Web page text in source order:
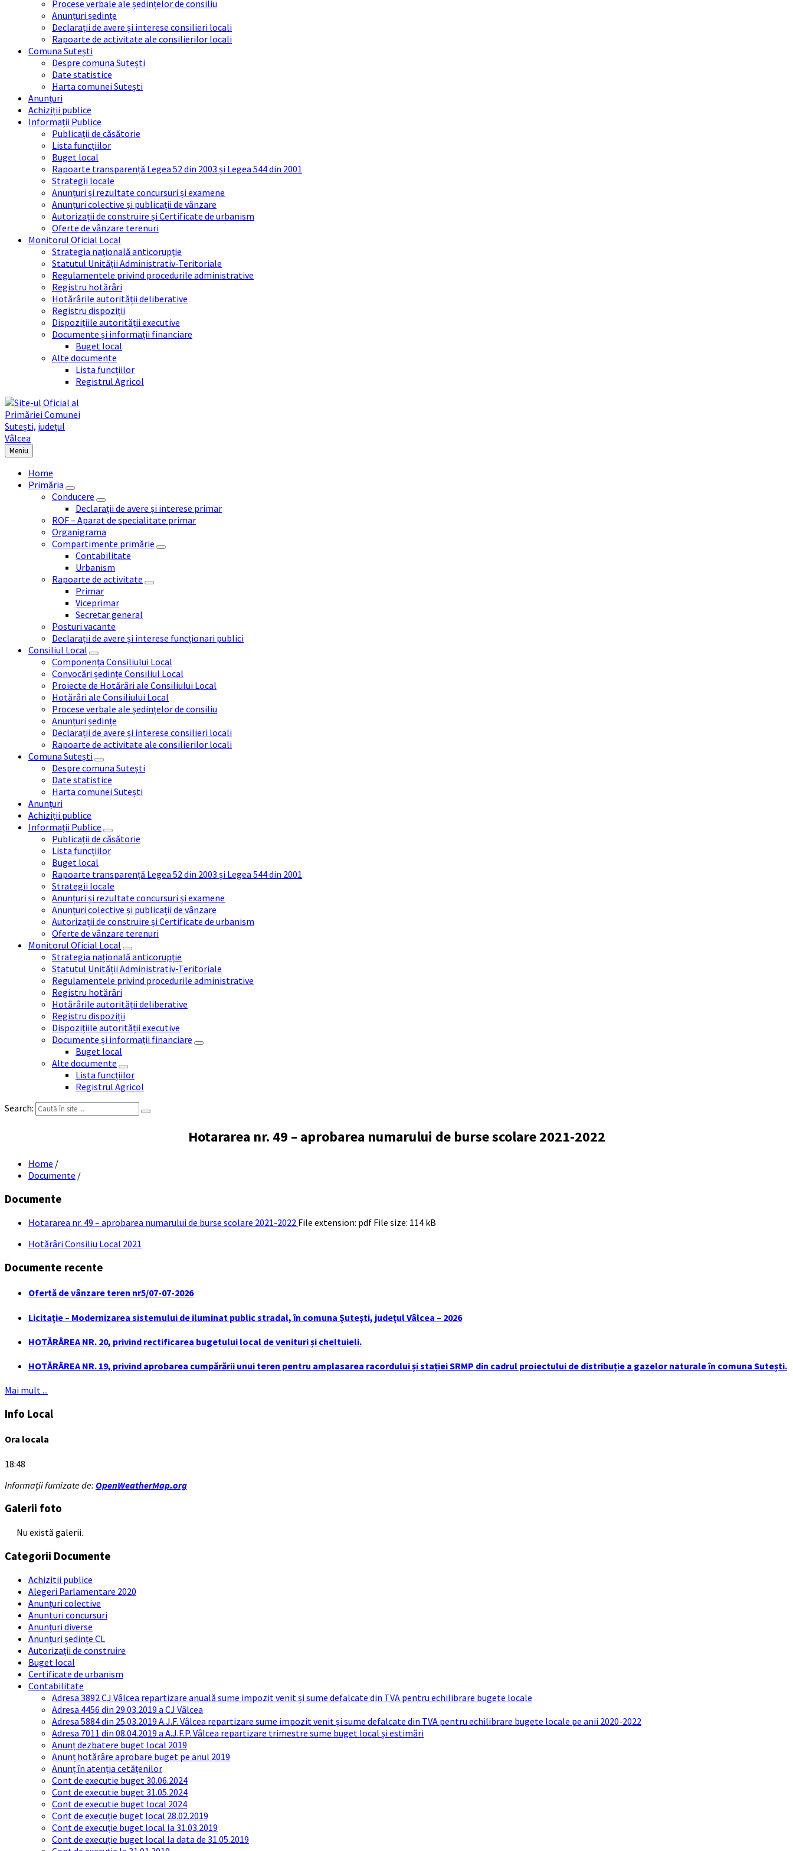
Procese verbale ale ședințelor de consiliu
Anunțuri ședințe
Declarații de avere și interese consilieri locali
Rapoarte de activitate ale consilierilor locali
Comuna Sutești
Despre comuna Sutești
Date statistice
Harta comunei Sutești
Anunțuri
Achiziții publice
Informații Publice
Publicații de căsătorie
Lista funcțiilor
Buget local
Rapoarte transparență Legea 52 din 2003 și Legea 544 din 2001
Strategii locale
Anunțuri și rezultate concursuri și examene
Anunțuri colective și publicații de vânzare
Autorizații de construire și Certificate de urbanism
Oferte de vânzare terenuri
Monitorul Oficial Local
Strategia națională anticorupție
Statutul Unității Administrativ-Teritoriale
Regulamentele privind procedurile administrative
Registru hotărâri
Hotărârile autorității deliberative
Registru dispoziții
Dispozițiile autorității executive
Documente și informații financiare
Buget local
Alte documente
Lista funcțiilor
Registrul Agricol
Meniu
Home
Primăria
Conducere
Declarații de avere și interese primar
ROF – Aparat de specialitate primar
Organigrama
Compartimente primărie
Contabilitate
Urbanism
Rapoarte de activitate
Primar
Viceprimar
Secretar general
Posturi vacante
Declarații de avere și interese funcționari publici
Consiliul Local
Componența Consiliului Local
Convocări ședințe Consiliul Local
Proiecte de Hotărâri ale Consiliului Local
Hotărâri ale Consiliului Local
Procese verbale ale ședințelor de consiliu
Anunțuri ședințe
Declarații de avere și interese consilieri locali
Rapoarte de activitate ale consilierilor locali
Comuna Sutești
Despre comuna Sutești
Date statistice
Harta comunei Sutești
Anunțuri
Achiziții publice
Informații Publice
Publicații de căsătorie
Lista funcțiilor
Buget local
Rapoarte transparență Legea 52 din 2003 și Legea 544 din 2001
Strategii locale
Anunțuri și rezultate concursuri și examene
Anunțuri colective și publicații de vânzare
Autorizații de construire și Certificate de urbanism
Oferte de vânzare terenuri
Monitorul Oficial Local
Strategia națională anticorupție
Statutul Unității Administrativ-Teritoriale
Regulamentele privind procedurile administrative
Registru hotărâri
Hotărârile autorității deliberative
Registru dispoziții
Dispozițiile autorității executive
Documente și informații financiare
Buget local
Alte documente
Lista funcțiilor
Registrul Agricol
Search:
Hotararea nr. 49 – aprobarea numarului de burse scolare 2021-2022
Home /
Documente /
Documente
Hotararea nr. 49 – aprobarea numarului de burse scolare 2021-2022 File extension: pdf File size: 114 kB
Hotărâri Consiliu Local 2021
Documente recente
Ofertă de vânzare teren nr5/07-07-2026
Licitaţie – Modernizarea sistemului de iluminat public stradal, în comuna Şuteşti, judeţul Vâlcea – 2026
HOTĂRÂREA NR. 20, privind rectificarea bugetului local de venituri și cheltuieli.
HOTĂRÂREA NR. 19, privind aprobarea cumpărării unui teren pentru amplasarea racordului și stației SRMP din cadrul proiectului de distribuție a gazelor naturale în comuna Sutești.
Mai mult ...
Info Local
Ora locala
18:48
Informații furnizate de: OpenWeatherMap.org
Galerii foto
Nu există galerii.
Categorii Documente
Achizitii publice
Alegeri Parlamentare 2020
Anunțuri colective
Anunturi concursuri
Anunțuri diverse
Anunțuri ședințe CL
Autorizații de construire
Buget local
Certificate de urbanism
Contabilitate
Adresa 3892 CJ Vâlcea repartizare anuală sume impozit venit și sume defalcate din TVA pentru echilibrare bugete locale
Adresa 4456 din 29.03.2019 a CJ Vâlcea
Adresa 5884 din 25.03.2019 A.J.F. Vâlcea repartizare sume impozit venit și sume defalcate din TVA pentru echilibrare bugete locale pe anii 2020-2022
Adresa 7011 din 08.04.2019 a A.J.F.P. Vâlcea repartizare trimestre sume buget local și estimări
Anunț dezbatere buget local 2019
Anunț hotărâre aprobare buget pe anul 2019
Anunț în atenția cetățenilor
Cont de executie buget 30.06.2024
Cont de executie buget 31.05.2024
Cont de executie buget local 2024
Cont de execuție buget local 28.02.2019
Cont de execuție buget local la 31.03.2019
Cont de execuție buget local la data de 31.05.2019